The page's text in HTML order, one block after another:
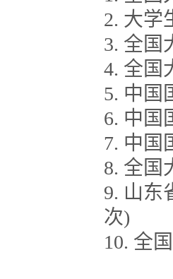
2. 大学
3. 全国
4. 全国
5. 中国
6. 中国
7. 中国
8. 全国
9. 山东
次)
10. 全